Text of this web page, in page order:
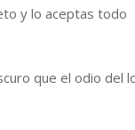
y lo aceptas todo
que el odio del